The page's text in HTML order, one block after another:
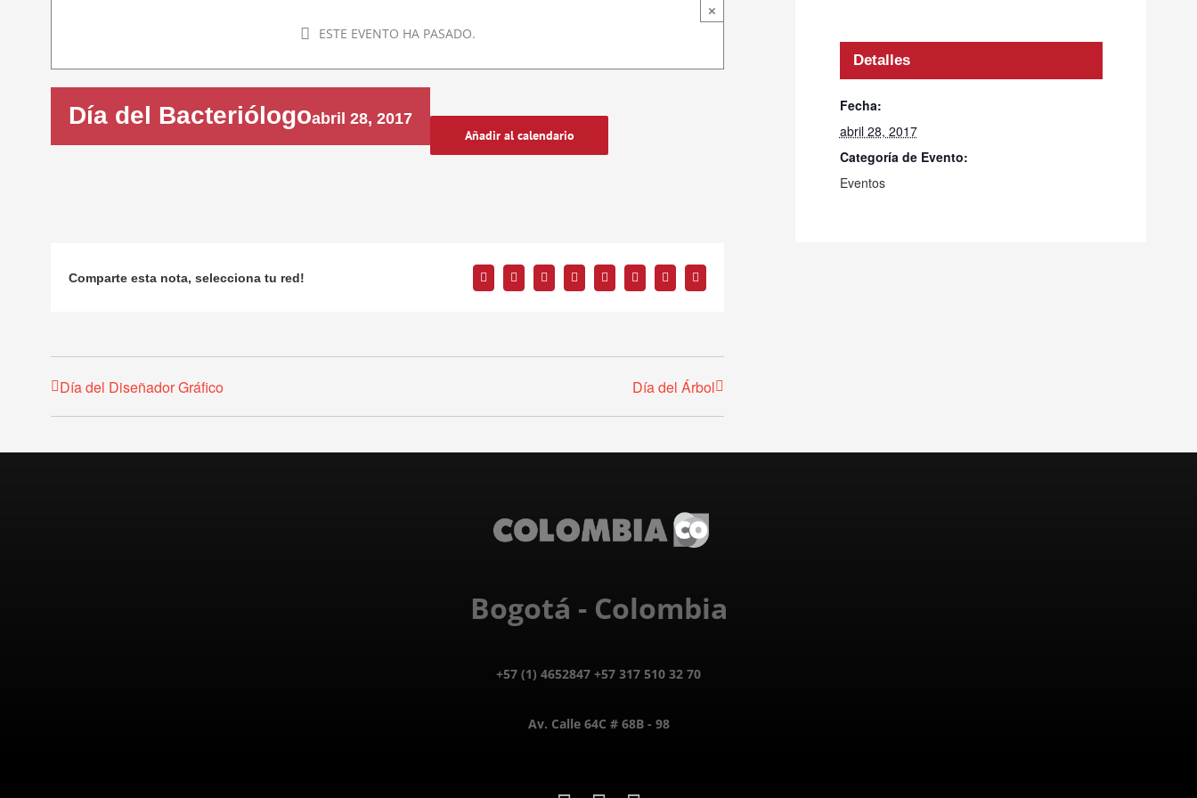
ESTE EVENTO HA PASADO.
×
Día del Bacteriólogoabril 28, 2017
Añadir al calendario
Comparte esta nota, selecciona tu red! FacebookTwitterRedditLinkedInTumblrPinterest
Vk
Correo
electrónico
Día del Diseñador Gráfico Día del Árbol
Detalles
Fecha:
abril 28, 2017
Categoría de Evento:
Eventos
Bogotá - Colombia
+57 (1) 4652847 +57 317 510 32 70
Av. Calle 64C # 68B - 98